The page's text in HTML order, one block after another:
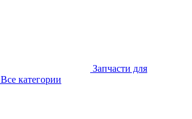
Запчасти для
Все категории